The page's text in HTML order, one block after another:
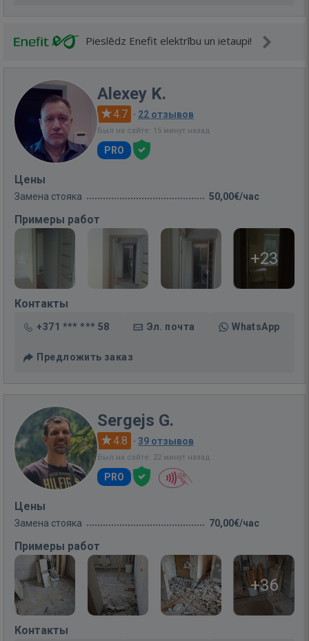
Pieslēdz Enefit elektrību un ietaupi!
Alexey K.
4.7 · 22 отзывов
Был на сайте: 15 минут назад
PRO
Цены
Замена стояка 50,00€/час
Примеры работ
+23
Контакты
+371 *** *** 58 Эл. почта WhatsApp
Предложить заказ
Sergejs G.
4.8 · 39 отзывов
Был на сайте: 22 минут назад
PRO
Цены
Замена стояка 70,00€/час
Примеры работ
+36
Контакты